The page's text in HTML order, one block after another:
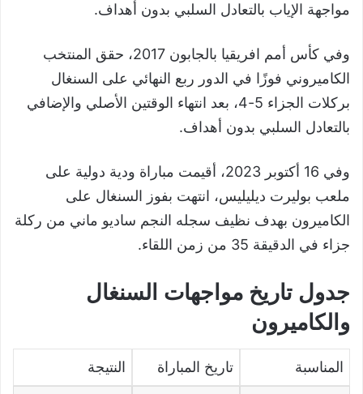
مواجهة الإياب بالتعادل السلبي بدون أهداف.
وفي كأس أمم افريقيا بالجابون 2017، حقق المنتخب
الكاميروني فوزًا في الدور ربع النهائي على السنغال
بركلات الجزاء 5-4، بعد انتهاء الوقتين الأصلي والإضافي
بالتعادل السلبي بدون أهداف.
وفي 16 أكتوبر 2023، أقيمت مباراة ودية دولية على
ملعب بوليرت ديليليس، انتهت بفوز السنغال على
الكاميرون بهدف نظيف سجله النجم ساديو ماني من ركلة
جزاء في الدقيقة 35 من زمن اللقاء.
جدول تاريخ مواجهات السنغال
والكاميرون
المناسبة تاريخ المباراة النتيجة